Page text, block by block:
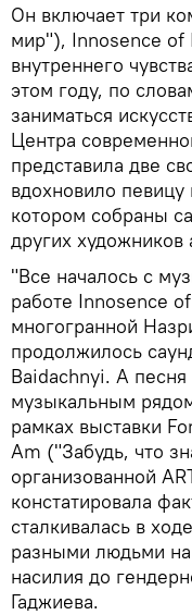
Он включает три
мир"), Innosence of
внутреннего
этом году, по
заниматься
Центра
представила две
вдохновило
котором собраны
других художников
"Все началось с
работе Innosence
многогранной
продолжилось
Baidachnyi. А
музыкальным
рамках выставки
Am ("Забудь, что
организованной
констатировала
сталкивалась в
разными людьми
насилия до
Гаджиева.